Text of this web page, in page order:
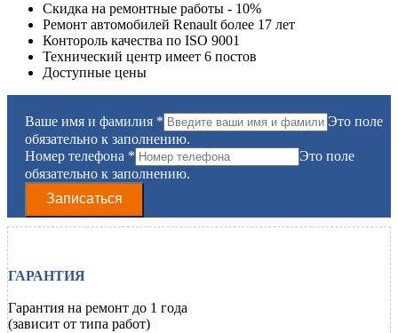
Скидка на ремонтные работы - 10%
Ремонт автомобилей Renault более 17 лет
Контороль качества по ISO 9001
Технический центр имеет 6 постов
Доступные цены
Ваше имя и фамилия *
Это поле
обязательно к заполнению.
Номер телефона *
Это поле
обязательно к заполнению.
Записаться
ГАРАНТИЯ
Гарантия на ремонт до 1 года
(зависит от типа работ)